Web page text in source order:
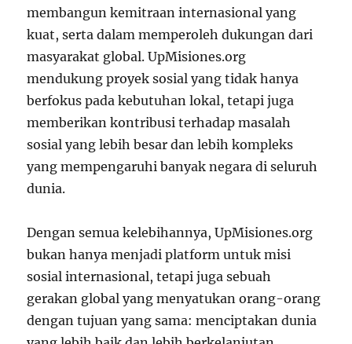
membangun kemitraan internasional yang
kuat, serta dalam memperoleh dukungan dari
masyarakat global. UpMisiones.org
mendukung proyek sosial yang tidak hanya
berfokus pada kebutuhan lokal, tetapi juga
memberikan kontribusi terhadap masalah
sosial yang lebih besar dan lebih kompleks
yang mempengaruhi banyak negara di seluruh
dunia.
Dengan semua kelebihannya, UpMisiones.org
bukan hanya menjadi platform untuk misi
sosial internasional, tetapi juga sebuah
gerakan global yang menyatukan orang-orang
dengan tujuan yang sama: menciptakan dunia